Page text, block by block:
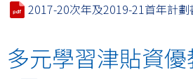
2017-20次年及2019-21首年計
多元學習津貼資